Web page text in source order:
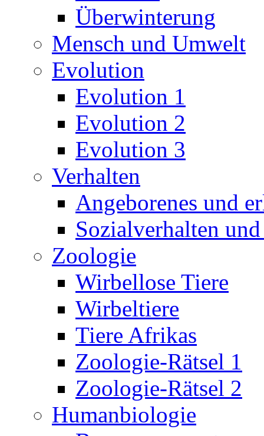
Überwinterung
Mensch und Umwelt
Evolution
Evolution 1
Evolution 2
Evolution 3
Verhalten
Angeborenes und
Sozialverhalten
Zoologie
Wirbellose Tiere
Wirbeltiere
Tiere Afrikas
Zoologie-Rätsel 1
Zoologie-Rätsel 2
Humanbiologie